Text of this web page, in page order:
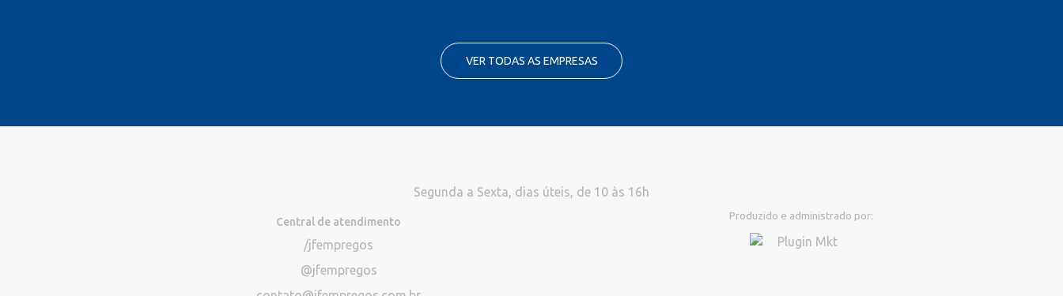
VER TODAS AS EMPRESAS
Segunda a Sexta, dias úteis, de 10 às 16h
Central de atendimento
/jfempregos
@jfempregos
Produzido e administrado por: